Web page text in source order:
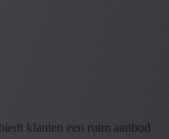
klanten een ruim aanbod